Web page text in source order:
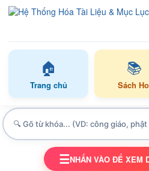
🏠
Trang chủ
📚
Sách
☰NHẤN VÀO ĐỂ XEM